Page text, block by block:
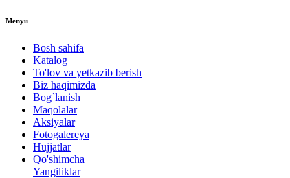
Menyu
Bosh sahifa
Katalog
To'lov va yetkazib berish
Biz haqimizda
Bog`lanish
Maqolalar
Aksiyalar
Fotogalereya
Hujjatlar
Qo'shimcha
Yangiliklar